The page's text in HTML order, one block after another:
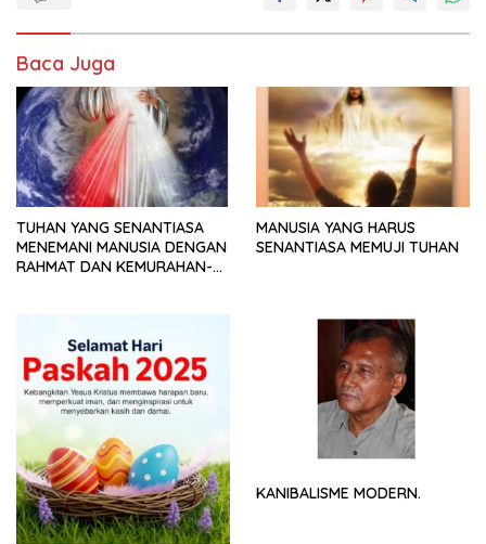
Baca Juga
TUHAN YANG SENANTIASA
MENEMANI MANUSIA DENGAN
RAHMAT DAN KEMURAHAN-
MANUSIA YANG HARUS
SENANTIASA MEMUJI TUHAN
KANIBALISME MODERN.